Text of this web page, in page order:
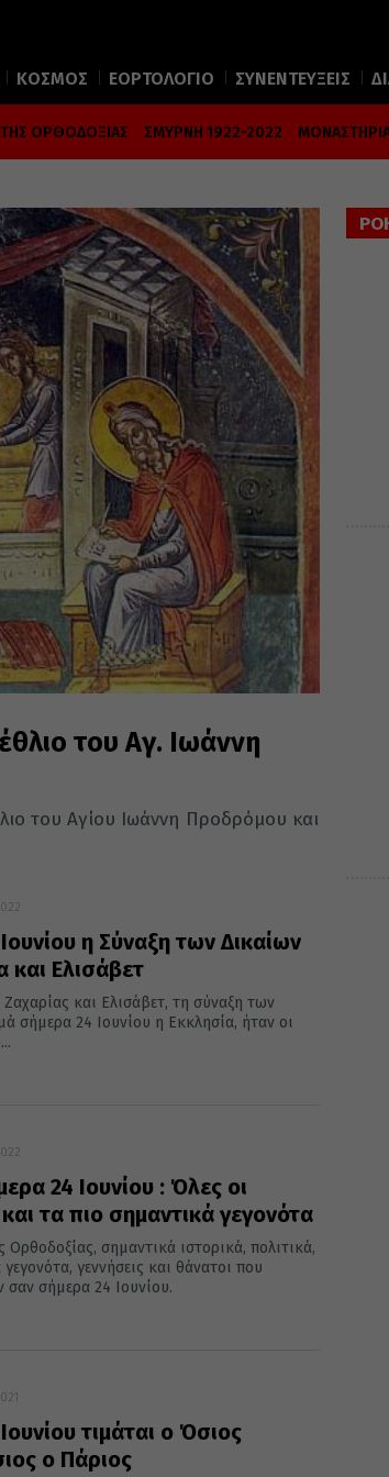
ΚΟΣΜΟΣ ΕΟΡΤΟΛΟΓΙΟ ΣΥΝΕΝΤΕΥΞΕΙΣ
ΟΡΘΟΔΟΞΙΑΣ ΣΜΥΡΝΗ 1922-2022
του Αγ. Ιωάννη
του Αγίου Ιωάννη Προδρόμου και
Ιουνίου η Σύναξη των Δικαίων
και Ελισάβετ
Ζαχαρίας και Ελισάβετ, τη σύναξη των
σήμερα 24 Ιουνίου η Εκκλησία, ήταν οι
24 Ιουνίου : Όλες οι
τα πιο σημαντικά γεγονότα
Ορθοδοξίας, σημαντικά ιστορικά, πολιτικά,
γεννήσεις και θάνατοι που
σαν σήμερα 24 Ιουνίου.
τιμάται ο Όσιος
ο Πάριος